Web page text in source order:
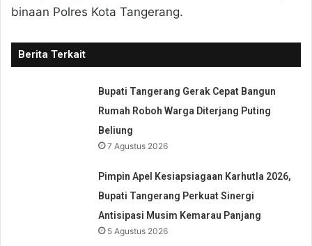
binaan Polres Kota Tangerang.
Berita Terkait
Bupati Tangerang Gerak Cepat Bangun
Rumah Roboh Warga Diterjang Puting
Beliung
7 Agustus 2026
Pimpin Apel Kesiapsiagaan Karhutla 2026,
Bupati Tangerang Perkuat Sinergi
Antisipasi Musim Kemarau Panjang
5 Agustus 2026